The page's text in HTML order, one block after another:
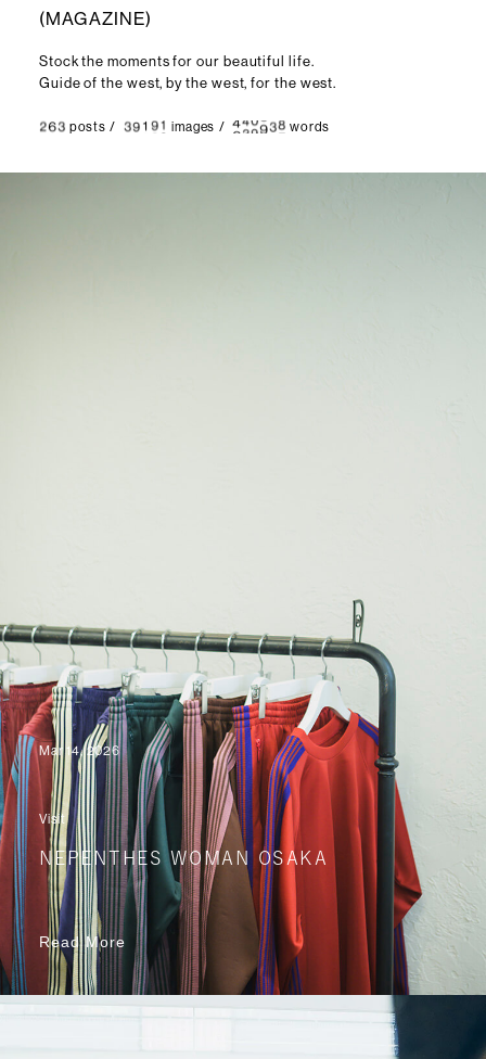
(MAGAZ N E)
Stock the moments for our beautiful life.
Guide of the west, by the west, for the west.
posts / images / words
Mar 14, 2026
Visit
NEPENTHES WOMAN OSAKA
Read More
Read More